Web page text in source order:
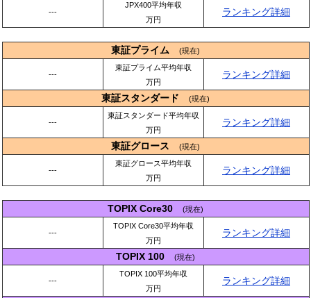
---
JPX400平均年収
万円
ランキング詳細
東証プライム (現在)
---
東証プライム平均年収
万円
ランキング詳細
東証スタンダード (現在)
---
東証スタンダード平均年収
万円
ランキング詳細
東証グロース (現在)
---
東証グロース平均年収
万円
ランキング詳細
TOPIX Core30 (現在)
---
TOPIX Core30平均年収
万円
ランキング詳細
TOPIX 100 (現在)
---
TOPIX 100平均年収
万円
ランキング詳細